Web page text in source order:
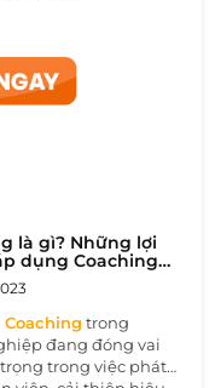
là gì? Những lợi
dụng Coaching
nghiệp
Coaching trong
đang đóng vai
trong việc phát